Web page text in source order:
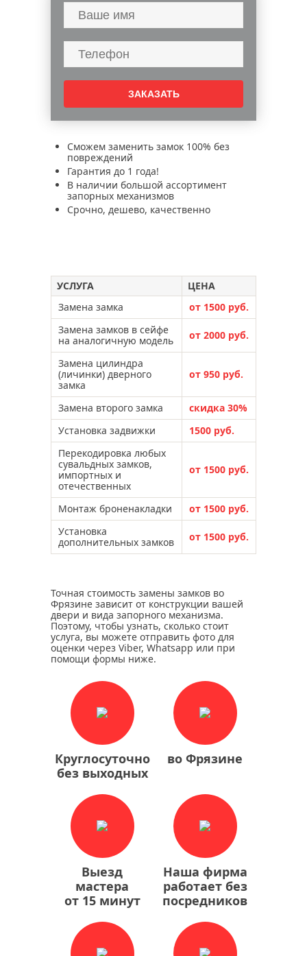
Сможем заменить замок 100% без
повреждений
Гарантия до 1 года!
В наличии большой ассортимент
запорных механизмов
Срочно, дешево, качественно
УСЛУГА
ЦЕНА
Замена замка
от 1500 руб.
Замена замков в сейфе
на аналогичную модель
от 2000 руб.
Замена цилиндра
(личинки) дверного
замка
от 950 руб.
Замена второго замка
скидка 30%
Установка задвижки
1500 руб.
Перекодировка любых
сувальдных замков,
импортных и
отечественных
от 1500 руб.
Монтаж броненакладки
от 1500 руб.
Установка
дополнительных замков
от 1500 руб.
Точная стоимость замены замков во
Фрязине зависит от конструкции вашей
двери и вида запорного механизма.
Поэтому, чтобы узнать, сколько стоит
услуга, вы можете отправить фото для
оценки через Viber, Whatsapp или при
помощи формы ниже.
Круглосуточно
без выходных
во Фрязине
Выезд
мастера
от 15 минут
Наша фирма
работает без
посредников